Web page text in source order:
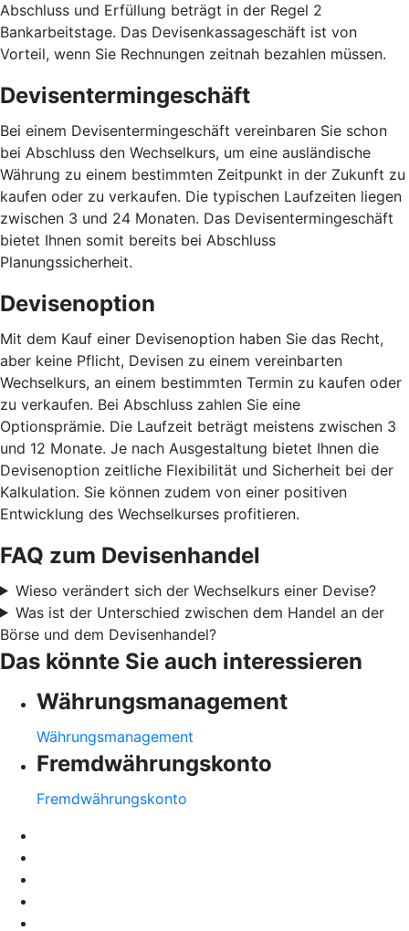
Abschluss und Erfüllung beträgt in der Regel 2
Bankarbeitstage. Das Devisenkassageschäft ist von
Vorteil, wenn Sie Rechnungen zeitnah bezahlen müssen.
Devisentermingeschäft
Bei einem Devisentermingeschäft vereinbaren Sie schon
bei Abschluss den Wechselkurs, um eine ausländische
Währung zu einem bestimmten Zeitpunkt in der Zukunft zu
kaufen oder zu verkaufen. Die typischen Laufzeiten liegen
zwischen 3 und 24 Monaten. Das Devisentermingeschäft
bietet Ihnen somit bereits bei Abschluss
Planungssicherheit.
Devisenoption
Mit dem Kauf einer Devisenoption haben Sie das Recht,
aber keine Pflicht, Devisen zu einem vereinbarten
Wechselkurs, an einem bestimmten Termin zu kaufen oder
zu verkaufen. Bei Abschluss zahlen Sie eine
Optionsprämie. Die Laufzeit beträgt meistens zwischen 3
und 12 Monate. Je nach Ausgestaltung bietet Ihnen die
Devisenoption zeitliche Flexibilität und Sicherheit bei der
Kalkulation. Sie können zudem von einer positiven
Entwicklung des Wechselkurses profitieren.
FAQ zum Devisenhandel
Wieso verändert sich der Wechselkurs einer Devise?
Was ist der Unterschied zwischen dem Handel an der
Börse und dem Devisenhandel?
Das könnte Sie auch interessieren
Währungsmanagement
Währungsmanagement
Fremdwährungskonto
Fremdwährungskonto